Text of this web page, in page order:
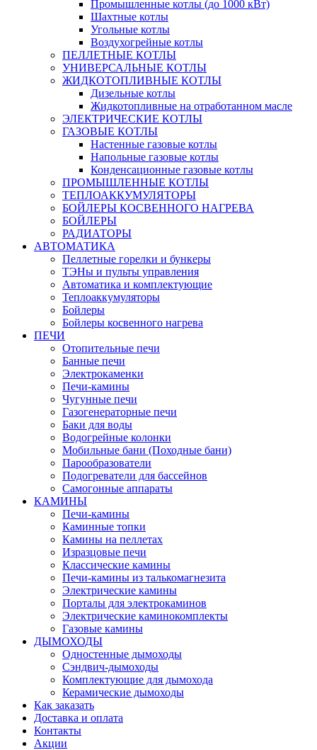
Промышленные котлы (до 1000 кВт)
Шахтные котлы
Угольные котлы
Воздухогрейные котлы
ПЕЛЛЕТНЫЕ КОТЛЫ
УНИВЕРСАЛЬНЫЕ КОТЛЫ
ЖИДКОТОПЛИВНЫЕ КОТЛЫ
Дизельные котлы
Жидкотопливные на отработанном масле
ЭЛЕКТРИЧЕСКИЕ КОТЛЫ
ГАЗОВЫЕ КОТЛЫ
Настенные газовые котлы
Напольные газовые котлы
Конденсационные газовые котлы
ПРОМЫШЛЕННЫЕ КОТЛЫ
ТЕПЛОАККУМУЛЯТОРЫ
БОЙЛЕРЫ КОСВЕННОГО НАГРЕВА
БОЙЛЕРЫ
РАДИАТОРЫ
АВТОМАТИКА
Пеллетные горелки и бункеры
ТЭНы и пульты управления
Автоматика и комплектующие
Теплоаккумуляторы
Бойлеры
Бойлеры косвенного нагрева
ПЕЧИ
Отопительные печи
Банные печи
Электрокаменки
Печи-камины
Чугунные печи
Газогенераторные печи
Баки для воды
Водогрейные колонки
Мобильные бани (Походные бани)
Парообразователи
Подогреватели для бассейнов
Самогонные аппараты
КАМИНЫ
Печи-камины
Каминные топки
Камины на пеллетах
Изразцовые печи
Классические камины
Печи-камины из талькомагнезита
Электрические камины
Порталы для электрокаминов
Электрические каминокомплекты
Газовые камины
ДЫМОХОДЫ
Одностенные дымоходы
Сэндвич-дымоходы
Комплектующие для дымохода
Керамические дымоходы
Как заказать
Доставка и оплата
Контакты
Акции